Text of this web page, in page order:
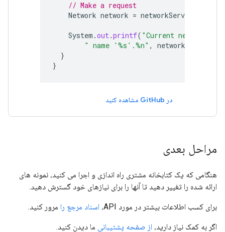
// Make a request
Network network = networkService
System .out.printf( "Current network
" name '%s'.%n" , network
}
}
در GitHub مشاهده کنید
مراحل بعدی
هنگامی که یک کتابخانه مشتری راه اندازی و اجرا می کنید، نمونه های
ارائه شده را تغییر دهید تا آنها را برای نیازهای خود گسترش دهید.
برای کسب اطلاعات بیشتر در مورد API، اسناد مرجع را مرور کنید.
اگر به کمک نیاز دارید، از صفحه پشتیبانی ما دیدن کنید.